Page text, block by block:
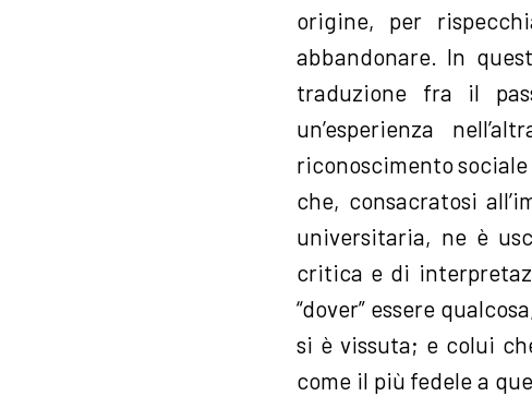
origine, per
abbandonare. In
traduzione fra il
un’esperienza
riconoscimento sociale
che, consacratosi
universitaria, ne è
critica e di
“dover” essere
si è vissuta; e colui
come il più fedele a